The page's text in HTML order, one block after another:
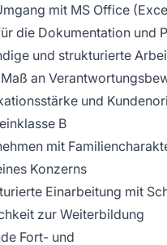
mit MS Office
die Dokumentation und
und strukturierte
an
und
B
mit
Konzerns
Einarbeitung mit
zur Weiterbildung
Fort- und